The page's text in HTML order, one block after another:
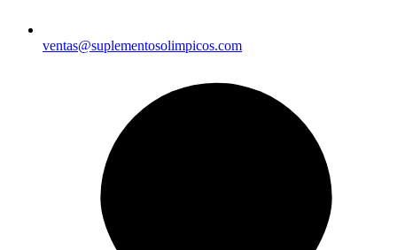
ventas@suplementosolimpicos.com